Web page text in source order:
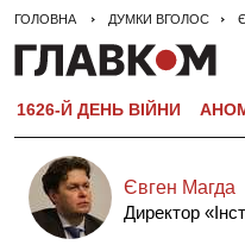
ГОЛОВНА ДУМКИ ВГОЛОС
1626-Й ДЕНЬ ВІЙНИ
Євген Магда
Директор